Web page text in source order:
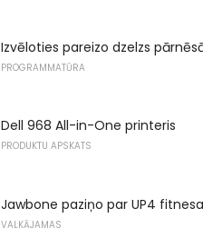
Izvēloties pareizo dzelzs
PROGRAMMATŪRA
Dell 968 All-in-One printeris
PRODUKTU APSKATS
Jawbone paziņo par UP4
VALKĀJAMAS